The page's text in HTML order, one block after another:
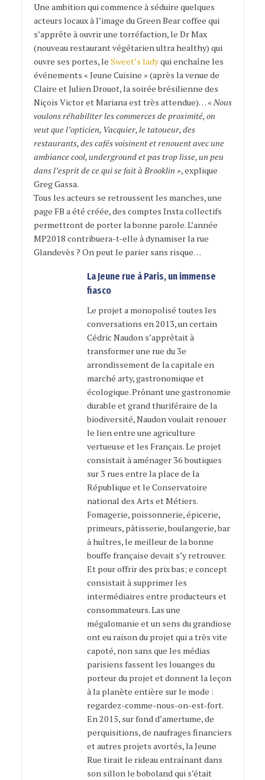
Une ambition qui commence à séduire quelques
acteurs locaux à l’image du Green Bear coffee qui
s’apprête à ouvrir une torréfaction, le Dr Max
(nouveau restaurant végétarien ultra healthy) qui
ouvre ses portes, le Sweet’s ladyqui enchaîne les
événements « Jeune Cuisine » (après la venue de
Claire et Julien Drouot, la soirée brésilienne des
Niçois Victor et Mariana est très attendue)… « Nous
voulons réhabiliter les commerces de proximité, on
veut que l’opticien, Vacquier, le tatoueur, des
restaurants, des cafés voisinent et renouent avec une
ambiance cool, underground et pas trop lisse, un peu
dans l’esprit de ce qui se fait à Brooklin », explique
Greg Gassa.
Tous les acteurs se retroussent les manches, une
page FB a été créée, des comptes Insta collectifs
permettront de porter la bonne parole. L’année
MP2018 contribuera-t-elle à dynamiser la rue
Glandevès ? On peut le parier sans risque…
La Jeune rue à Paris, un immense
fiasco
Le projet a monopolisé toutes les
conversations en 2013, un certain
Cédric Naudon s’apprêtait à
transformer une rue du 3e
arrondissement de la capitale en
marché arty, gastronomique et
écologique. Prônant une gastronomie
durable et grand thuriféraire de la
biodiversité, Naudon voulait renouer
le lien entre une agriculture
vertueuse et les Français. Le projet
consistait à aménager 36 boutiques
sur 3 rues entre la place de la
République et le Conservatoire
national des Arts et Métiers.
Fomagerie, poissonnerie, épicerie,
primeurs, pâtisserie, boulangerie, bar
à huîtres, le meilleur de la bonne
bouffe française devait s’y retrouver.
Et pour offrir des prix bas; e concept
consistait à supprimer les
intermédiaires entre producteurs et
consommateurs. Las une
mégalomanie et un sens du grandiose
ont eu raison du projet qui a très vite
capoté, non sans que les médias
parisiens fassent les louanges du
porteur du projet et donnent la leçon
à la planète entière sur le mode :
regardez-comme-nous-on-est-fort.
En 2015, sur fond d’amertume, de
perquisitions, de naufrages financiers
et autres projets avortés, la Jeune
Rue tirait le rideau entraînant dans
son sillon le boboland qui s’était